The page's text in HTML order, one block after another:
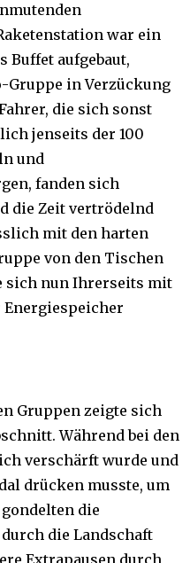
war ein
aufgebaut,
Gruppe in Verzückung
die sich sonst
jenseits der 100
und
fanden sich
die Zeit vertrödelnd
mit den harten
von den Tischen
sich nun Ihrerseits mit
Energiespeicher
Gruppen zeigte sich
Während bei den
verschärft wurde und
drücken musste, um
die
die Landschaft